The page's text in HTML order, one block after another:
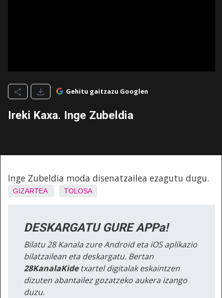
Gehitu gaitzazu Googlen
Ireki Kaxa. Inge Zubeldia
Inge Zubeldia moda disenatzailea ezagutu dugu.
GIZARTEA TOLOSA
DESKARGATU GURE APPa!
Bilatu 28 Kanala zure Android eta iOS aplikazio
bilatzailean eta deskargatu. Bertan
28KanalaKidetxartel digitalak eskaintzen
dizuten abantailez gozatzeko aukera izango
duzu.